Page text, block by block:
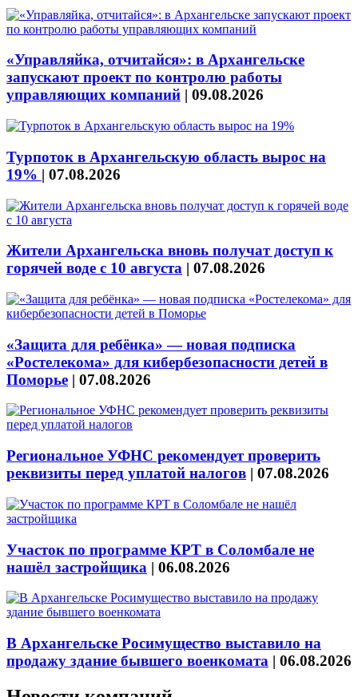
«Управляйка, отчитайся»: в Архангельске
запускают проект по контролю работы
управляющих компаний | 09.08.2026
Турпоток в Архангельскую область вырос на
19% | 07.08.2026
Жители Архангельска вновь получат доступ к
горячей воде с 10 августа | 07.08.2026
«Защита для ребёнка» — новая подписка
«Ростелекома» для кибербезопасности детей в
Поморье | 07.08.2026
Региональное УФНС рекомендует проверить
реквизиты перед уплатой налогов | 07.08.2026
Участок по программе КРТ в Соломбале не
нашёл застройщика | 06.08.2026
В Архангельске Росимущество выставило на
продажу здание бывшего военкомата | 06.08.2026